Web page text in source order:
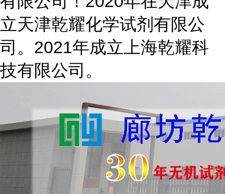
立天津乾耀化学试剂有限公
司。2021年成立上海乾耀科
技有限公司。